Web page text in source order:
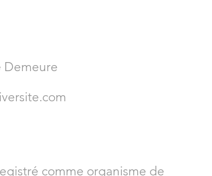
Demeure
comme organisme de